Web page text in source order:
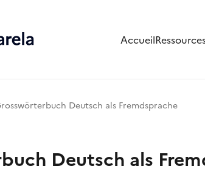
Accueil
Deutsch als Fremdsprache
Deutsch als